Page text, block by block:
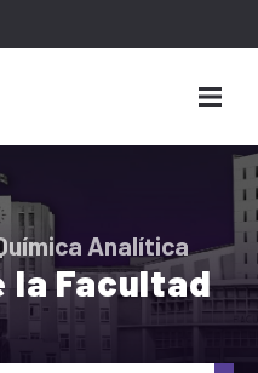
Analítica
la Facultad